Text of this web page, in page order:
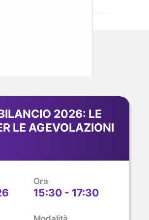
2026: LE
LE AGEVOLAZIONI
Ora
15:30 - 17:30